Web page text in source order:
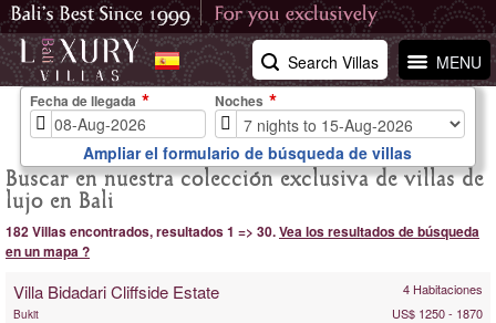
MENU
Search Villas
Buscar en nuestra colección exclusiva de villas de
lujo en Bali
182 Villas encontrados, resultados 1 => 30.Vea los resultados de búsqueda
en un mapa ?
Villa Bidadari Cliffside Estate 4 Habitaciones
Bukit
US$ 1250 - 1870
Fecha de llegada Noches
Ampliar el formulario de búsqueda de villas